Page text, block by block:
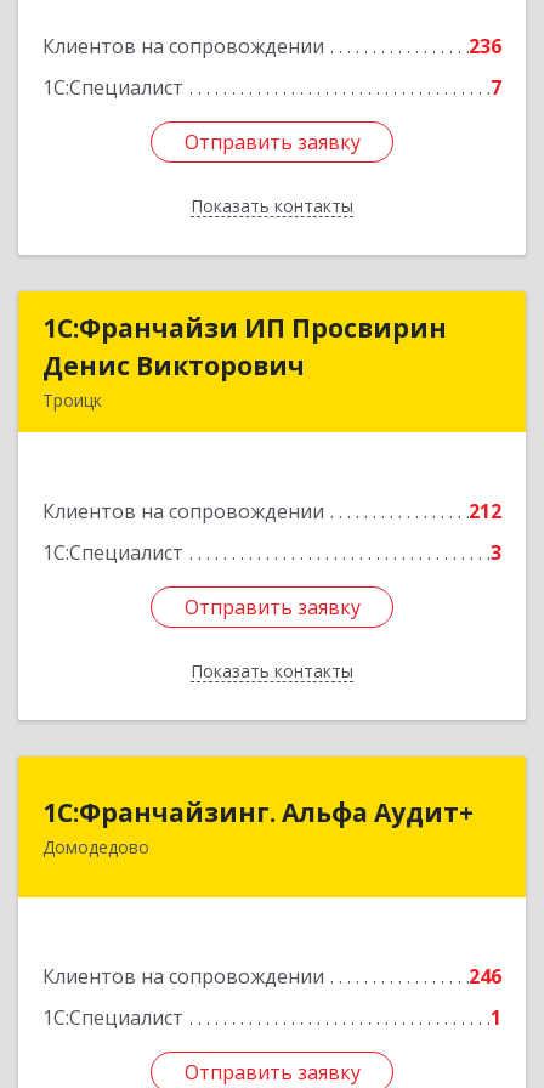
Клиентов на сопровождении
236
1С:Специалист
7
Отправить заявку
Показать контакты
Отправить заявку
Назад
1C:Франчайзи ИП Просвирин
Денис Викторович
Троицк
Клиентов на сопровождении
212
1С:Специалист
3
Отправить заявку
Показать контакты
1C:Франчайзи ИП Просвирин
Денис Викторович
Подробнее
Отправить заявку
Назад
1С:Франчайзинг. Альфа Аудит+
Домодедово
Клиентов на сопровождении
246
1С:Специалист
1
Отправить заявку
1С:Франчайзинг. Альфа Аудит+
142001, Московская обл, Домодедово г,
Отправить заявку